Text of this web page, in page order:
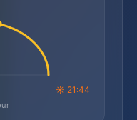
☀ 21:44